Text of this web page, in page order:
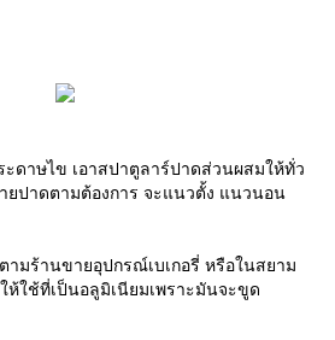
ะดาษไข เอาสปาตูลาร์ปาดส่วนผสมให้ทั่ว
ยปาดตามต้องการ จะแนวตั้ง แนวนอน
ามร้านขายอุปกรณ์เบเกอรี่ หรือในสยาม
ใช้ที่เป็นอลูมิเนียมเพราะมันจะขูด